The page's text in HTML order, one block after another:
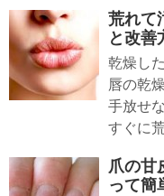
荒れて
と改善
乾燥し
唇の乾
手放せ
すぐに
爪の甘
って簡